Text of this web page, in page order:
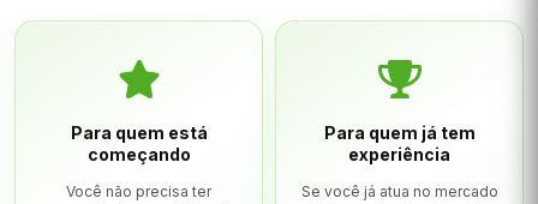
Para quem está
começando
Você não precisa ter
Para quem já tem
experiência
Se você já atua no mercado